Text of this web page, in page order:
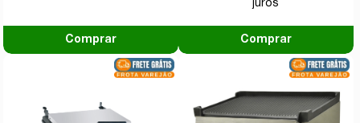
Comprar Comprar